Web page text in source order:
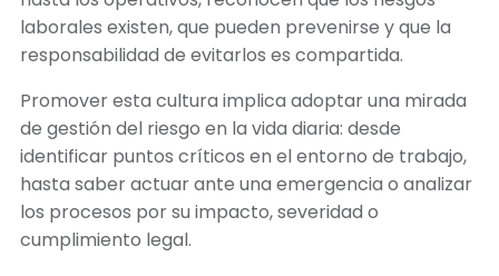
laborales existen, que pueden prevenirse y que la
responsabilidad de evitarlos es compartida.
Promover esta cultura implica adoptar una mirada
de gestión del riesgo en la vida diaria: desde
identificar puntos críticos en el entorno de trabajo,
hasta saber actuar ante una emergencia o analizar
los procesos por su impacto, severidad o
cumplimiento legal.